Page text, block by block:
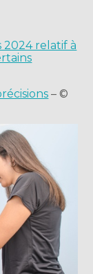
2024 relatif à
– ©